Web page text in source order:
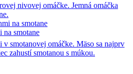
nivovej omáčke. Jemná omáčka
na smotane
v smotanovej omáčke. Mäso sa najprv
zahustí smotanou s múkou.